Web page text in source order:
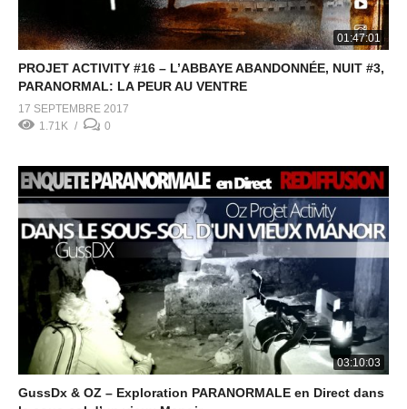
01:47:01
PROJET ACTIVITY #16 – L’ABBAYE ABANDONNÉE, NUIT #3,
PARANORMAL: LA PEUR AU VENTRE
17 SEPTEMBRE 2017
1.71K
0
03:10:03
GussDx & OZ – Exploration PARANORMALE en Direct dans